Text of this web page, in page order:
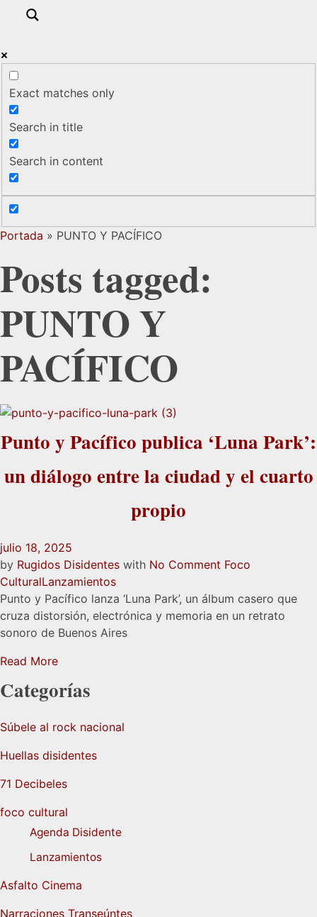
Exact matches only
Search in title
Search in content
Portada » PUNTO Y PACÍFICO
Posts tagged:
PUNTO Y
PACÍFICO
Punto y Pacífico publica ‘Luna Park’:
un diálogo entre la ciudad y el cuarto
propio
julio 18, 2025
by Rugidos Disidentes with No Comment Foco
CulturalLanzamientos
Punto y Pacífico lanza ‘Luna Park’, un álbum casero que
cruza distorsión, electrónica y memoria en un retrato
sonoro de Buenos Aires
Read More
Categorías
Súbele al rock nacional
Huellas disidentes
71 Decibeles
foco cultural
Agenda Disidente
Lanzamientos
Asfalto Cinema
Narraciones Transeúntes